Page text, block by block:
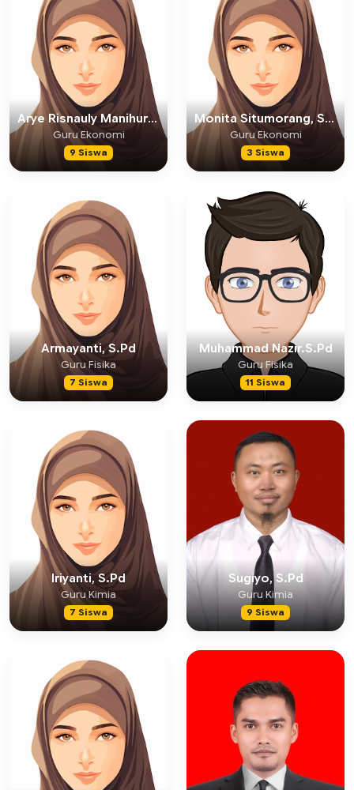
Arye Risnauly Manihuruk, S.Pd
Guru Ekonomi
9 Siswa
Monita Situmorang, S.Pd
Guru Ekonomi
3 Siswa
Armayanti, S.Pd
Guru Fisika
7 Siswa
Muhammad Nazir.S.Pd
Guru Fisika
11 Siswa
Iriyanti, S.Pd
Guru Kimia
7 Siswa
Sugiyo, S.Pd
Guru Kimia
9 Siswa